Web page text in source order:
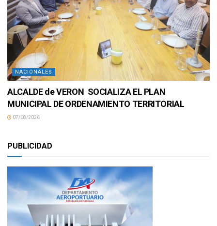
NACIONALES
ALCALDE de VERON SOCIALIZA EL PLAN
MUNICIPAL DE ORDENAMIENTO TERRITORIAL
07/08/2026
PUBLICIDAD